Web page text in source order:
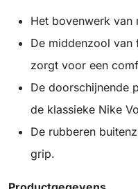
Het bovenwerk van
De middenzool van
zorgt voor een
De doorschijnende
de klassieke Nike
De rubberen
grip.